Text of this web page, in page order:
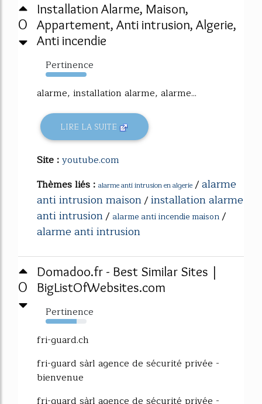
0
Installation Alarme, Maison,
Appartement, Anti intrusion, Algerie,
Anti incendie
Pertinence
111%
alarme, installation alarme, alarme...
LIRE LA SUITE
Site :youtube.com
Thèmes liés : alarme anti intrusion en algerie /alarme
anti intrusion maison/installation alarme
anti intrusion/ alarme anti incendie maison/
alarme anti intrusion
0
Domadoo.fr - Best Similar Sites |
BigListOfWebsites.com
Pertinence
76%
fri-guard.ch
fri-guard sàrl agence de sécurité privée -
bienvenue